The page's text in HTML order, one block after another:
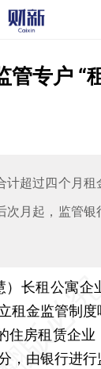
管专户 “
超过四个月租
月起，监管
长租公寓企
租金监管制
住房租赁企
，由银行进